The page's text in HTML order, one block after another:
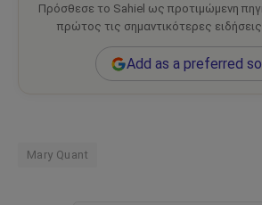
Πρόσθεσε το Sahiel ως προτιμώμενη
πρώτος τις σημαντικότερες ειδήσεις
Add as a preferred
Mary Quant